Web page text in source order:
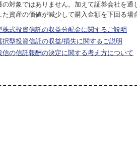
の対象ではありません。加えて証券会社を
た資産の価値が減少して購入金額を下回る場
株式投資信託の収益分配金に関するご説明
択型投資信託の収益/損失に関するご説明
信の信託報酬の決定に関する考え方について